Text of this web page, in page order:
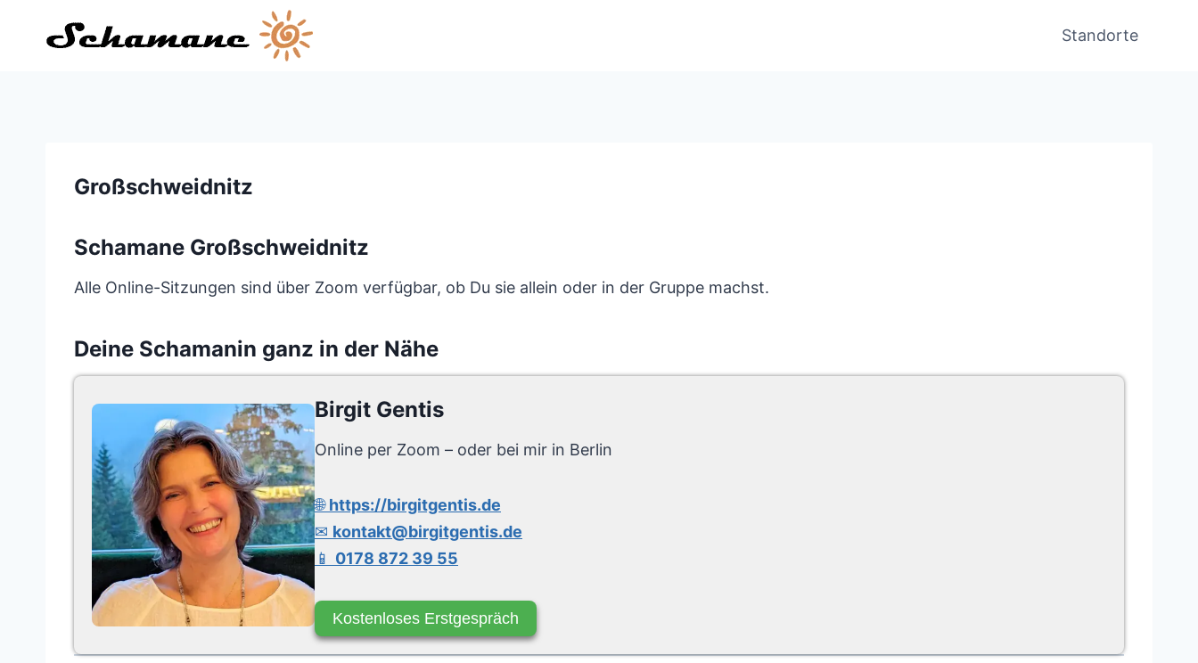
Standorte
Großschweidnitz
Schamane Großschweidnitz
Alle Online-Sitzungen sind über Zoom verfügbar, ob Du sie allein oder in der Gruppe machst.
Deine Schamanin ganz in der Nähe
Birgit Gentis
Online per Zoom – oder bei mir in Berlin
🌐https://birgitgentis.de
✉ kontakt@birgitgentis.de
📱 0178 872 39 55
Kostenloses Erstgespräch